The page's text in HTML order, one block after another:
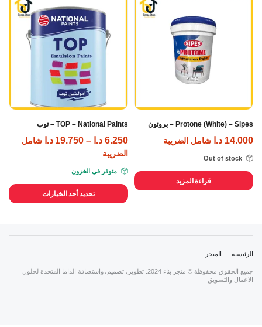
Protone (White) – Sipes – بروتون
14.000 د.ا شامل الضريبة
Out of stock
قراءة المزيد
TOP – National Paints – توب
6.250 د.ا –
19.750 د.ا شامل
الضريبة
متوفر في الخزون
تحديد أحد الخيارات
الرئيسية المتجر
جميع الحقوق محفوظة © متجر بناء 2024. تطوير، تصميم، واستضافة الداما المتحدة لحلول
الاعمال والتسويق